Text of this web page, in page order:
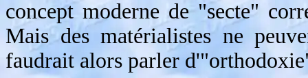
concept moderne de "secte"
Mais des matérialistes ne
faudrait alors parler